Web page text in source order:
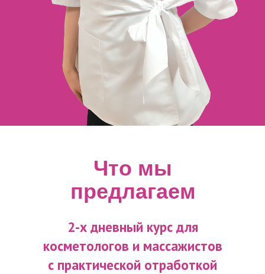
Что мы
предлагаем
2-х дневный курс для
косметологов и массажистов
с практической отработкой